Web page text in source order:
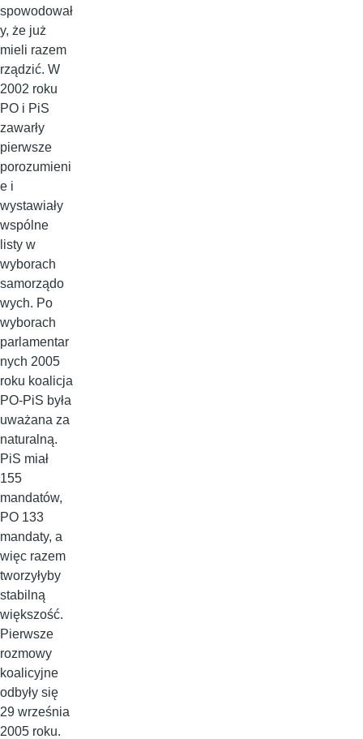
spowodował
y, że już
mieli razem
rządzić. W
2002 roku
PO i PiS
zawarły
pierwsze
porozumieni
e i
wystawiały
wspólne
listy w
wyborach
samorządo
wych. Po
wyborach
parlamentar
nych 2005
roku koalicja
PO-PiS była
uważana za
naturalną.
PiS miał
155
mandatów,
PO 133
mandaty, a
więc razem
tworzyłyby
stabilną
większość.
Pierwsze
rozmowy
koalicyjne
odbyły się
29 września
2005 roku.